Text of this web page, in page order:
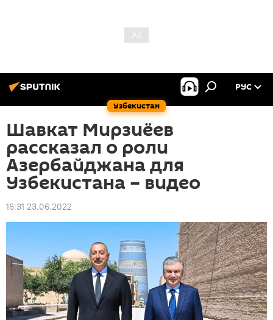
Узбекистан
РУС
Шавкат Мирзиёев
рассказал о роли
Азербайджана для
Узбекистана – видео
16:31 23.06.2022